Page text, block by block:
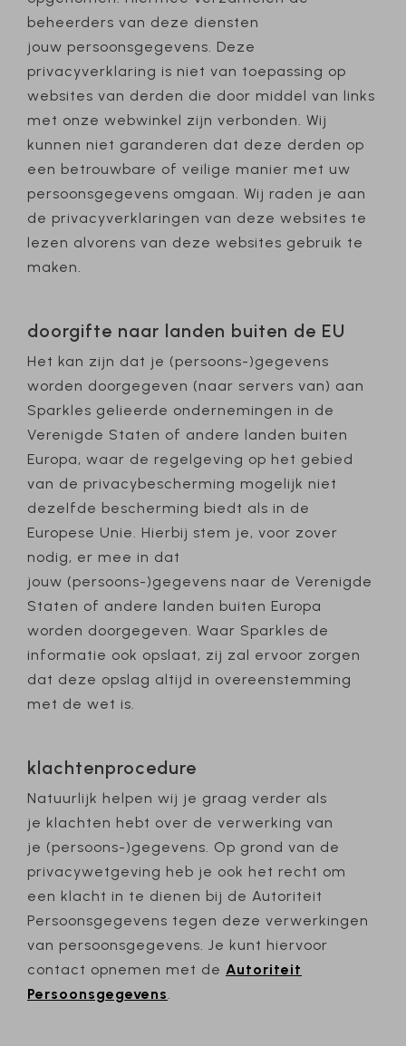
beheerders van deze diensten
jouw persoonsgegevens. Deze
privacyverklaring is niet van toepassing op
websites van derden die door middel van links
met onze webwinkel zijn verbonden. Wij
kunnen niet garanderen dat deze derden op
een betrouwbare of veilige manier met uw
persoonsgegevens omgaan. Wij raden je aan
de privacyverklaringen van deze websites te
lezen alvorens van deze websites gebruik te
maken.
doorgifte naar landen buiten de EU
Het kan zijn dat je (persoons-)gegevens
worden doorgegeven (naar servers van) aan
Sparkles gelieerde ondernemingen in de
Verenigde Staten of andere landen buiten
Europa, waar de regelgeving op het gebied
van de privacybescherming mogelijk niet
dezelfde bescherming biedt als in de
Europese Unie. Hierbij stem je, voor zover
nodig, er mee in dat
jouw (persoons-)gegevens naar de Verenigde
Staten of andere landen buiten Europa
worden doorgegeven. Waar Sparkles de
informatie ook opslaat, zij zal ervoor zorgen
dat deze opslag altijd in overeenstemming
met de wet is.
klachtenprocedure
Natuurlijk helpen wij je graag verder als
je klachten hebt over de verwerking van
je (persoons-)gegevens. Op grond van de
privacywetgeving heb je ook het recht om
een klacht in te dienen bij de Autoriteit
Persoonsgegevens tegen deze verwerkingen
van persoonsgegevens. Je kunt hiervoor
contact opnemen met de Autoriteit
Persoonsgegevens.